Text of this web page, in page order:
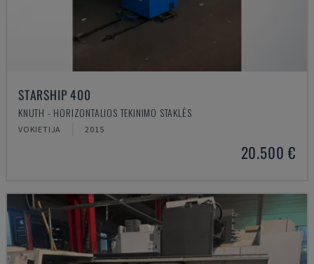
STARSHIP 400
KNUTH - HORIZONTALIOS TEKINIMO STAKLĖS
VOKIETIJA 2015
20.500 €